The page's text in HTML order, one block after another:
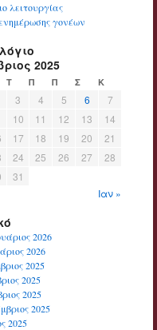
λειτουργίας
γονέων
2025
Τ Π Π Σ Κ
3 4 5 6
7
10 11 12 13
14
17 18 19 20
21
24 25 26 27
28
31
Ιαν »
2026
2026
2025
2025
2025
2025
2025